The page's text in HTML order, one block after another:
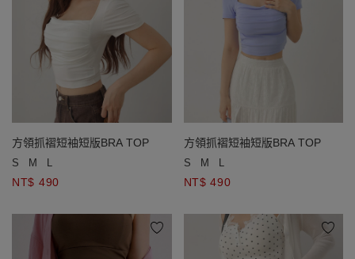
方領抓褶短袖短版BRA TOP
S M L
NT$ 490
方領抓褶短袖短版BRA TOP
S M L
NT$ 490